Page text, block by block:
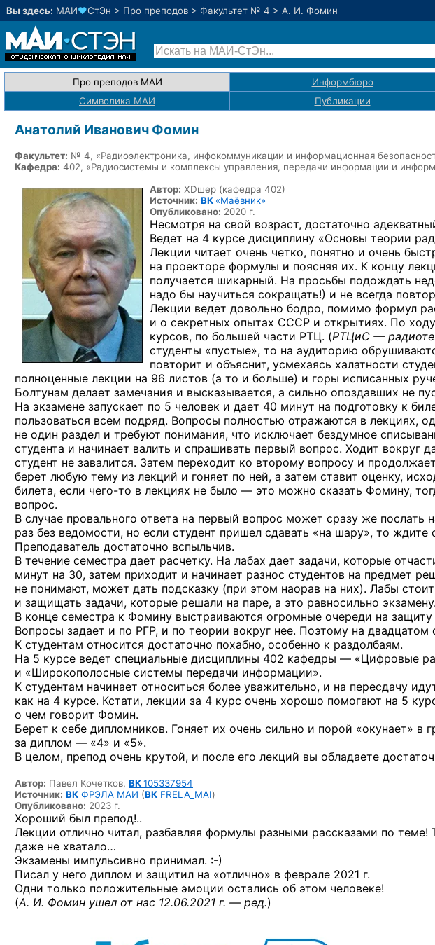
Вы здесь: МАИ♥СтЭн > Про преподов > Факультет № 4 > А. И. Фомин
Про преподов МАИ Информбюро
Символика МАИ
Публикации
Анатолий Иванович Фомин
Факультет: № 4, «Радиоэлектроника, инфокоммуникации и информационная
Кафедра: 402, «Радиосистемы и комплексы управления, передачи информации и
Автор: XDшер (кафедра 402)
Источник: ВК «Маёвник»
Опубликовано: 2020 г.
Несмотря на свой возраст, достаточно
Ведет на 4 курсе дисциплину «Основы теории
Лекции читает очень четко, понятно и очень
на проекторе формулы и поясняя их. К концу
получается шикарный. На просьбы подождать
надо бы научиться сокращать!) и не всегда
Лекции ведет довольно бодро, помимо формул
и о секретных опытах СССР и открытиях. По
курсов, по большей части РТЦ. (РТЦиС —
студенты «пустые», то на аудиторию
повторит и объяснит, усмехаясь халатности
полноценные лекции на 96 листов (а то и больше) и горы исписанных
Болтунам делает замечания и высказывается, а сильно опоздавших не
На экзамене запускает по 5 человек и дает 40 минут на подготовку к
пользоваться всем подряд. Вопросы полностью отражаются в лекциях,
не один раздел и требуют понимания, что исключает бездумное
студента и начинает валить и спрашивать первый вопрос. Ходит вокруг
студент не завалится. Затем переходит ко второму вопросу и
берет любую тему из лекций и гоняет по ней, а затем ставит оценку,
билета, если чего-то в лекциях не было — это можно сказать Фомину,
вопрос.
В случае провального ответа на первый вопрос может сразу же послать
раз без ведомости, но если студент пришел сдавать «на шару», то
Преподаватель достаточно вспыльчив.
В течение семестра дает расчетку. На лабах дает задачи, которые
минут на 30, затем приходит и начинает разнос студентов на предмет
не понимают, может дать подсказку (при этом наорав на них). Лабы
и защищать задачи, которые решали на паре, а это равносильно экзамену.
В конце семестра к Фомину выстраиваются огромные очереди на защиту
Вопросы задает и по РГР, и по теории вокруг нее. Поэтому на двадцатом
К студентам относится достаточно похабно, особенно к раздолбаям.
На 5 курсе ведет специальные дисциплины 402 кафедры — «Цифровые
и «Широкополосные системы передачи информации».
К студентам начинает относиться более уважительно, и на пересдачу
как на 4 курсе. Кстати, лекции за 4 курс очень хорошо помогают на 5
о чем говорит Фомин.
Берет к себе дипломников. Гоняет их очень сильно и порой «окунает» в
за диплом — «4» и «5».
В целом, препод очень крутой, и после его лекций вы обладаете
Автор: Павел Кочетков, ВК105337954
Источник: ВК ФРЭЛА МАИ (ВК FRELA_MAI)
Опубликовано: 2023 г.
Хороший был препод!..
Лекции отлично читал, разбавляя формулы разными рассказами по
даже не хватало…
Экзамены импульсивно принимал. :-)
Писал у него диплом и защитил на «отлично» в феврале 2021 г.
Одни только положительные эмоции остались об этом человеке!
(А. И. Фомин ушел от нас 12.06.2021 г. — ред.)